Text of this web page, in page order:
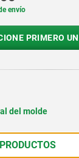
envío
PRIMERO
del molde